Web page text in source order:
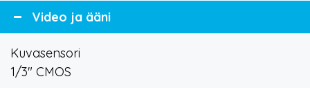
Video ja ääni
Kuvasensori
1/3" CMOS